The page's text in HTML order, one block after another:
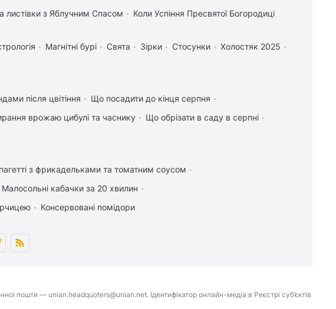
листівки з Яблучним Спасом Коли Успіння Пресвятої Богородиці
Магнітні бурі Свята Зірки Стосунки
Холостяк 2025
після цвітіння
Що посадити до кінця серпня
врожаю цибулі та часнику
Що обрізати в саду в серпні
з фрикадельками та томатним соусом
Малосольні кабачки за 20 хвилин
Консервовані помідори
— unian.headquoters@unian.net. Ідентифікатор онлайн-медіа в Реєстрі суб’єктів